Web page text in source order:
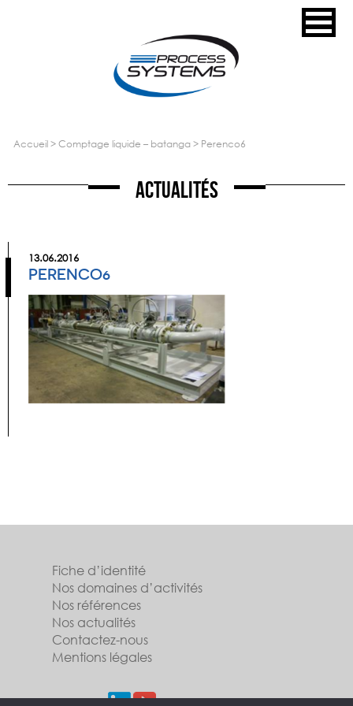
accueil> comptage liquide – batanga> perenco6
Actualités
13.06.2016
PERENCO6
Fiche d’identité
Nos domaines d’activités
Nos références
Nos actualités
Contactez-nous
Mentions légales